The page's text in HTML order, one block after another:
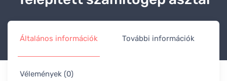
Általános információk További információk
Vélemények (0)